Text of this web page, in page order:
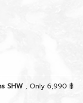
SHW , Only 6,990 ฿